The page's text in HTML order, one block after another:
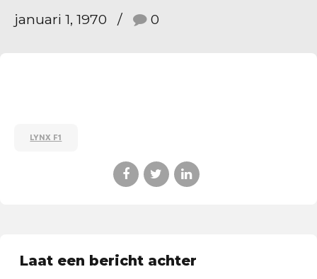
januari 1, 1970 0
LYNX F1
Laat een bericht achter